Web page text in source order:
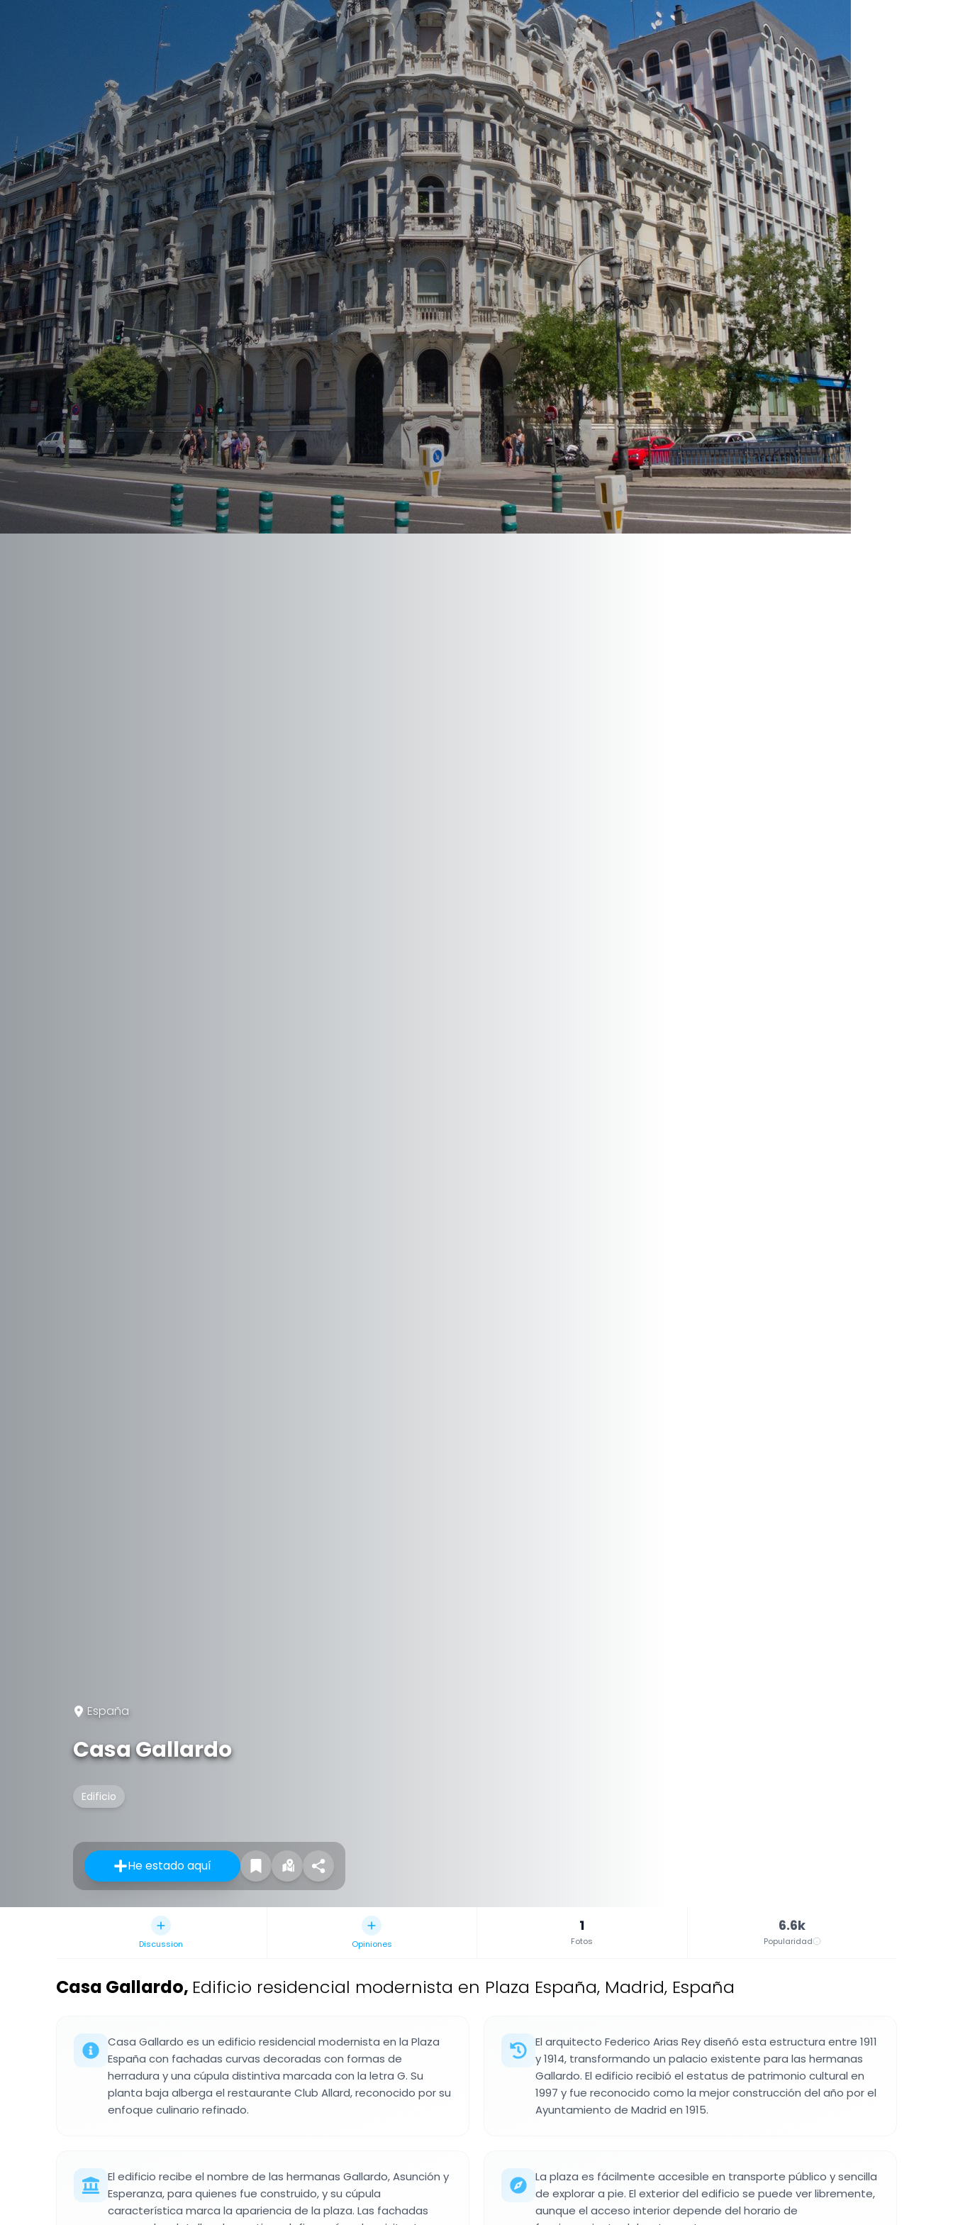
España
Casa Gallardo
Edificio
He estado aquí
Discussion Opiniones
1
Fotos
6.6k
Popularidad
Casa Gallardo, Edificio residencial modernista en Plaza España, Madrid, España
Casa Gallardo es un edificio residencial modernista en la Plaza
España con fachadas curvas decoradas con formas de
herradura y una cúpula distintiva marcada con la letra G. Su
planta baja alberga el restaurante Club Allard, reconocido por su
enfoque culinario refinado.
El arquitecto Federico Arias Rey diseñó esta estructura entre 1911
y 1914, transformando un palacio existente para las hermanas
Gallardo. El edificio recibió el estatus de patrimonio cultural en
1997 y fue reconocido como la mejor construcción del año por el
Ayuntamiento de Madrid en 1915.
El edificio recibe el nombre de las hermanas Gallardo, Asunción y
Esperanza, para quienes fue construido, y su cúpula
característica marca la apariencia de la plaza. Las fachadas
La plaza es fácilmente accesible en transporte público y sencilla
de explorar a pie. El exterior del edificio se puede ver libremente,
aunque el acceso interior depende del horario de